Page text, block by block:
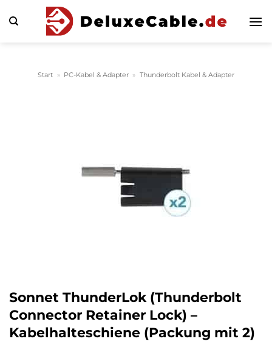
Inhalt
Start » PC-Kabel & Adapter » Thunderbolt Kabel & Adapter
Sonnet ThunderLok (Thunderbolt
Connector Retainer Lock) –
Kabelhalteschiene (Packung mit 2)